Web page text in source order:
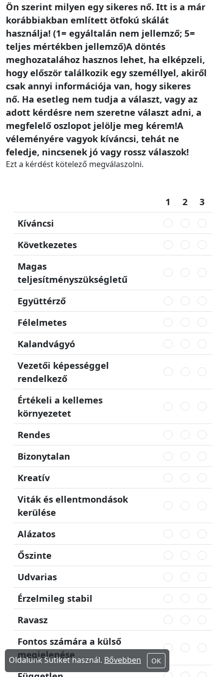
Ön szerint milyen egy sikeres nő. Itt is a már
korábbiakban említett ötfokú skálát
használja! (1= egyáltalán nem jellemző; 5=
teljes mértékben jellemző)A döntés
meghozatalához hasznos lehet, ha elképzeli,
hogy először találkozik egy személlyel, akiről
csak annyi információja van, hogy sikeres
nő. Ha esetleg nem tudja a választ, vagy az
adott kérdésre nem szeretne választ adni, a
megfelelő oszlopot jelölje meg kérem!A
véleményére vagyok kíváncsi, tehát ne
feledje, nincsenek jó vagy rossz válaszok!
Ezt a kérdést kötelező megválaszolni.
1 2 3
Kíváncsi
Következetes
Magas
teljesítményszükségletű
Együttérző
Félelmetes
Kalandvágyó
Vezetői képességgel
rendelkező
Értékeli a kellemes
környezetet
Rendes
Bizonytalan
Kreatív
Viták és ellentmondások
kerülése
Alázatos
Őszinte
Udvarias
Érzelmileg stabil
Ravasz
Fontos számára a külső
megjelenése
Oldalunk Sütiket használ. Bővebben OK